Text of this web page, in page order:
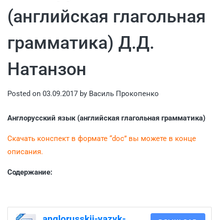
(английская глагольная
грамматика) Д.Д.
Натанзон
Posted on 03.09.2017 by Василь Прокопенко
Англорусский язык (английская глагольная грамматика)
Скачать конспект в формате “doc” вы можете в конце
описания.
Содержание: